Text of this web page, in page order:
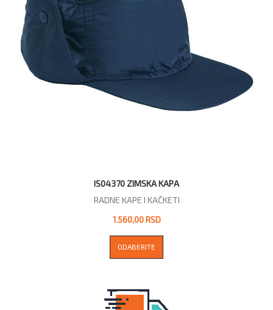
IS04370 ZIMSKA KAPA
RADNE KAPE I KAČKETI
1.560,00 RSD
ODABERITE